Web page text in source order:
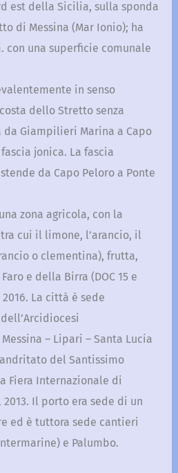
est della Sicilia, sulla sponda
di Messina (Mar Ionio); ha
una superficie comunale
in senso
dello Stretto senza
Giampilieri Marina a Capo
jonica. La fascia
da Capo Peloro a Ponte
zona agricola, con la
cui il limone, l’arancio, il
o clementina), frutta,
e della Birra (DOC 15 e
La città è sede
– Lipari – Santa Lucia
del Santissimo
Fiera Internazionale di
Il porto era sede di un
ed è tuttora sede cantieri
e Palumbo.